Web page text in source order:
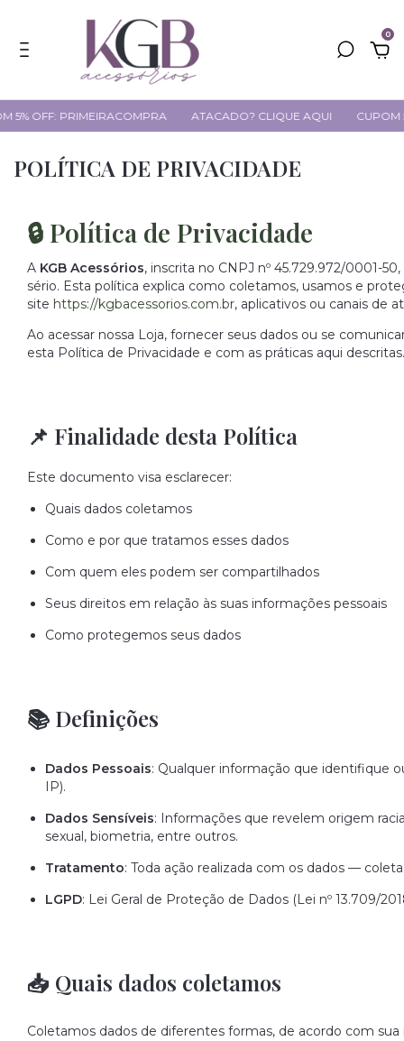
0
PRIMEIRACOMPRA ATACADO? CLIQUE AQUI CUPOM 5%
POLÍTICA DE PRIVACIDADE
🔒 Política de Privacidade
A KGB Acessórios, inscrita no CNPJ nº 45.729.972/0001-
sério. Esta política explica como coletamos, usamos e
site https://kgbacessorios.com.br, aplicativos ou canais de
Ao acessar nossa Loja, fornecer seus dados ou se
esta Política de Privacidade e com as práticas aqui descritas.
📌 Finalidade desta Política
Este documento visa esclarecer:
Quais dados coletamos
Como e por que tratamos esses dados
Com quem eles podem ser compartilhados
Seus direitos em relação às suas informações pessoais
Como protegemos seus dados
📚 Definições
Dados Pessoais: Qualquer informação que identifique
IP).
Dados Sensíveis: Informações que revelem origem
sexual, biometria, entre outros.
Tratamento: Toda ação realizada com os dados —
LGPD: Lei Geral de Proteção de Dados (Lei nº 13.709/
📥 Quais dados coletamos
Coletamos dados de diferentes formas, de acordo com sua